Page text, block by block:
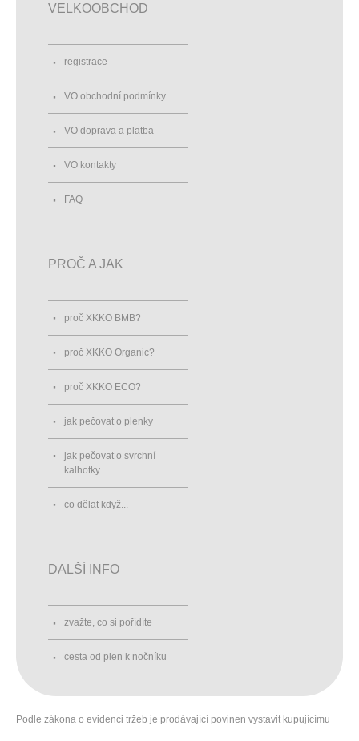
VELKOOBCHOD
registrace
VO obchodní podmínky
VO doprava a platba
VO kontakty
FAQ
PROČ A JAK
proč XKKO BMB?
proč XKKO Organic?
proč XKKO ECO?
jak pečovat o plenky
jak pečovat o svrchní
kalhotky
co dělat když...
DALŠÍ INFO
zvažte, co si pořídíte
cesta od plen k nočníku
Podle zákona o evidenci tržeb je prodávající povinen vystavit kupujícímu